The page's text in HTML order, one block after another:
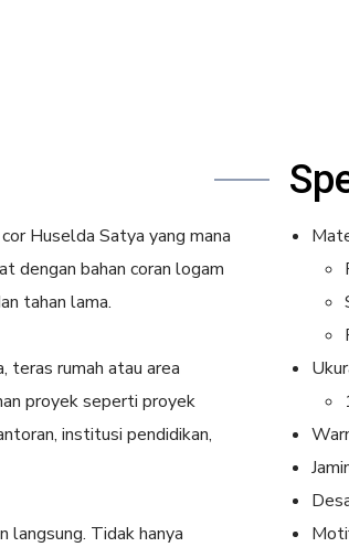
Huselda Satya yang mana
dengan bahan coran logam
tahan lama.
teras rumah atau area
proyek seperti proyek
institusi pendidikan,
langsung. Tidak hanya